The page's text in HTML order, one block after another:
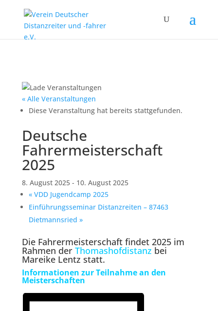
« Alle Veranstaltungen
Diese Veranstaltung hat bereits stattgefunden.
Deutsche
Fahrermeisterschaft
2025
8. August 2025- 10. August 2025
«VDD Jugendcamp 2025
Einführungsseminar Distanzreiten – 87463
Dietmannsried »
Die Fahrermeisterschaft findet 2025 im
Rahmen der Thomashofdistanz bei
Mareike Lentz statt.
Informationen zur Teilnahme an den
Meisterschaften